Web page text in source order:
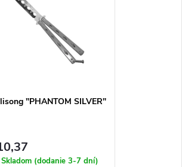
"PHANTOM SILVER"
Skladom (dodanie 3-7 dní)